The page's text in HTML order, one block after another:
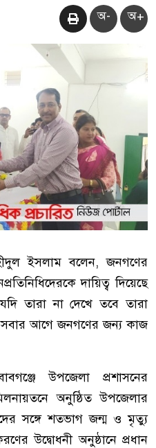
অ- অ+
ইসলাম বলেন, জনগণের
দায়িত্ব দিয়েছে
তারা না দেখে তবে তারা
সবার আগে জনগণের জন্য কাজ
উপজেলা প্রশাসনের
অনুষ্ঠিত উপজেলার
সঙ্গে শতভাগ জন্ম ও মৃত্যু
উদ্বোধনী অনুষ্ঠানে প্রধান